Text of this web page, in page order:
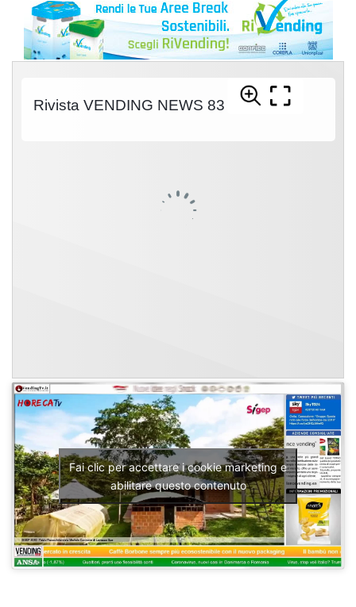
Fai clic per accettare i cookie marketing e
abilitare questo contenuto